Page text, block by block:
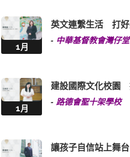
1月
英文連繫生活 打
- 中華基督教會灣仔
1月
建設國際文化校園
- 路德會聖十架學校
讓孩子自信站上舞